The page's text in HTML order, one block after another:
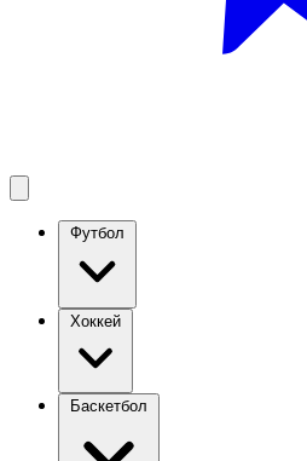
Футбол
Хоккей
Баскетбол